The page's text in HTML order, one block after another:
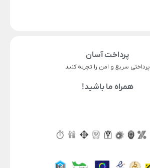
ناموجود
پرداخت آسان
پرداختی سریع و امن را تجربه کنید
همراه ما باشید!